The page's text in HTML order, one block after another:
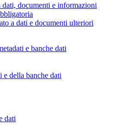
documenti e informazioni
a dati e documenti ulteriori
e banche dati
e della banche dati
dati